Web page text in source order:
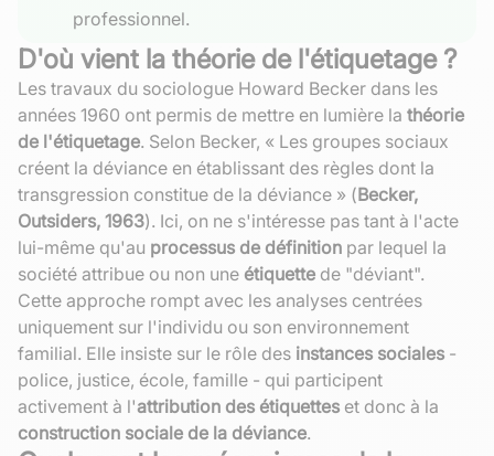
professionnel.
D'où vient la théorie de l'étiquetage ?
Les travaux du sociologue Howard Becker dans les
années 1960 ont permis de mettre en lumière la théorie
de l'étiquetage. Selon Becker, « Les groupes sociaux
créent la déviance en établissant des règles dont la
transgression constitue de la déviance » (Becker,
Outsiders, 1963). Ici, on ne s'intéresse pas tant à l'acte
lui-même qu'au processus de définition par lequel la
société attribue ou non une étiquette de "déviant".
Cette approche rompt avec les analyses centrées
uniquement sur l'individu ou son environnement
familial. Elle insiste sur le rôle des instances sociales -
police, justice, école, famille - qui participent
activement à l'attribution des étiquettes et donc à la
construction sociale de la déviance.